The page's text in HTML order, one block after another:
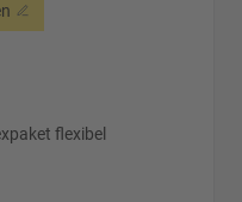
flexibel